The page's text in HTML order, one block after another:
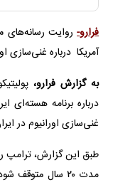
فرارو- روایت رسانه‌های
آمریکا درباره غنی‌سازی
به گزارش فرارو،
درباره برنامه هسته‌ای
غنی‌سازی اورانیوم در
طبق این گزارش، ترامپ
مدت ۲۰ سال